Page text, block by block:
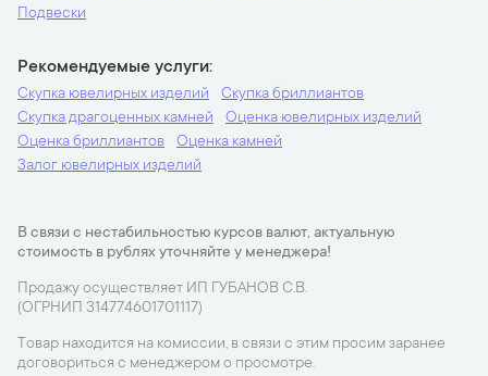
Подвески
Рекомендуемые услуги
Скупка ювелирных изделий
Скупка бриллиантов
Скупка драгоценных камней
Оценка ювелирных изделий
Оценка бриллиантов
Оценка камней
Залог ювелирных изделий
В связи с нестабильностью курсов валют, актуальную
стоимость в рублях уточняйте у менеджера!
Продажу осуществляет ИП ГУБАНОВ С.В.
(ОГРНИП 314774601701117)
Товар находится на комиссии, в связи с этим просим заранее
договориться с менеджером о просмотре.